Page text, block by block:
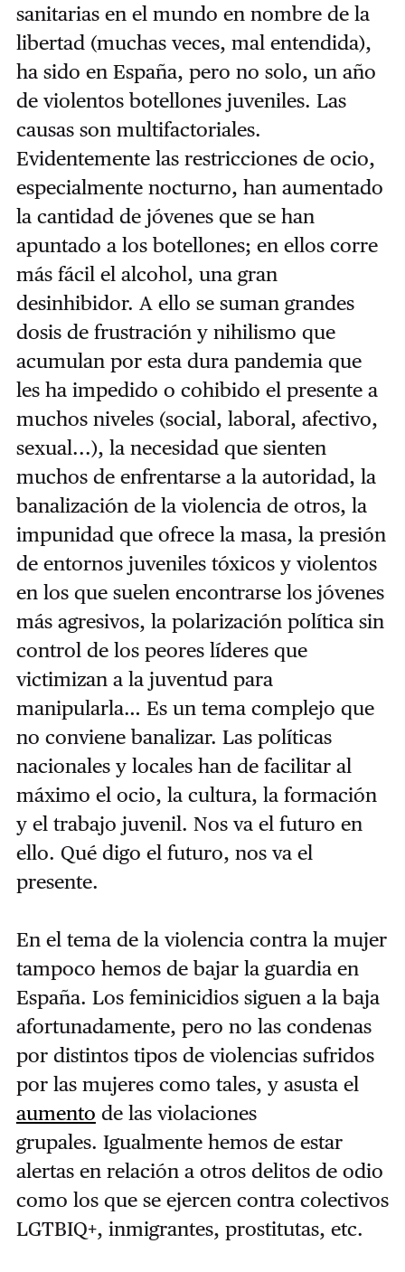
sanitarias en el mundo en nombre de la
libertad (muchas veces, mal entendida),
ha sido en España, pero no solo, un año
de violentos botellones juveniles. Las
causas son multifactoriales.
Evidentemente las restricciones de ocio,
especialmente nocturno, han aumentado
la cantidad de jóvenes que se han
apuntado a los botellones; en ellos corre
más fácil el alcohol, una gran
desinhibidor. A ello se suman grandes
dosis de frustración y nihilismo que
acumulan por esta dura pandemia que
les ha impedido o cohibido el presente a
muchos niveles (social, laboral, afectivo,
sexual...), la necesidad que sienten
muchos de enfrentarse a la autoridad, la
banalización de la violencia de otros, la
impunidad que ofrece la masa, la presión
de entornos juveniles tóxicos y violentos
en los que suelen encontrarse los jóvenes
más agresivos, la polarización política sin
control de los peores líderes que
victimizan a la juventud para
manipularla… Es un tema complejo que
no conviene banalizar. Las políticas
nacionales y locales han de facilitar al
máximo el ocio, la cultura, la formación
y el trabajo juvenil. Nos va el futuro en
ello. Qué digo el futuro, nos va el
presente.
En el tema de la violencia contra la mujer
tampoco hemos de bajar la guardia en
España. Los feminicidios siguen a la baja
afortunadamente, pero no las condenas
por distintos tipos de violencias sufridos
por las mujeres como tales, y asusta el
aumento de las violaciones
grupales. Igualmente hemos de estar
alertas en relación a otros delitos de odio
como los que se ejercen contra colectivos
LGTBIQ+, inmigrantes, prostitutas, etc.